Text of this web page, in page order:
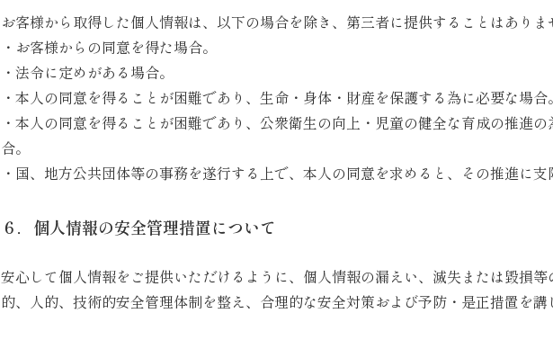
お客様から取得した個人情報は、以下の場合を除き、第三者に提供することはありま
・お客様からの同意を得た場合。
・法令に定めがある場合。
・本人の同意を得ることが困難であり、生命・身体・財産を保護する為に必要な場合。
・本人の同意を得ることが困難であり、公衆衛生の向上・児童の健全な育成の推進
合。
・国、地方公共団体等の事務を遂行する上で、本人の同意を求めると、その推進に支
６．個人情報の安全管理措置について
安心して個人情報をご提供いただけるように、個人情報の漏えい、滅失または毀損
的、人的、技術的安全管理体制を整え、合理的な安全対策および予防・是正措置を講